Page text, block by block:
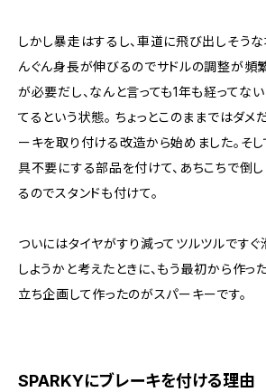
しかし暴走はするし、車道に飛び出しそう
んぐん身長が伸びるのでサドルの調整が頻
が必要だし、なんと言っても1年も経ってな
てるという状態。 ちょっとこのままではダメ
ーキを取り付ける改造から始めました。そ
具不要にする部品を付けて、あちこちで倒
るのでスタンドも付けて。
ついにはタイヤがすり減ってツルツルです
しようかと考えたときに、もう最初から作っ
立ち企画して作ったのがスパーキーです。
SPARKYにブレーキを付ける理由